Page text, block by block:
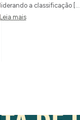
liderando a classificação […]
Leia mais